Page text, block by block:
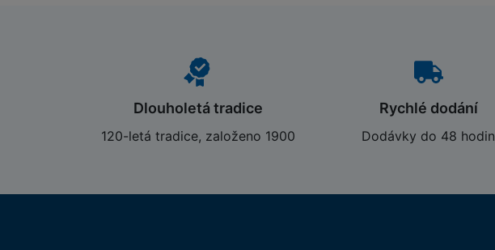
Dlouholetá tradice
120-letá tradice, založeno 1900
Rychlé dodání
Dodávky do 48 hodin